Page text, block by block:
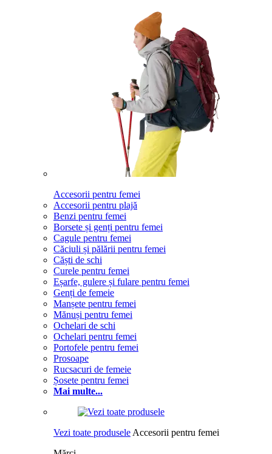
Accesorii pentru femei
Accesorii pentru plajă
Benzi pentru femei
Borsete și genți pentru femei
Cagule pentru femei
Căciuli și pălării pentru femei
Căști de schi
Curele pentru femei
Eșarfe, gulere și fulare pentru femei
Genți de femeie
Manșete pentru femei
Mănuși pentru femei
Ochelari de schi
Ochelari pentru femei
Portofele pentru femei
Prosoape
Rucsacuri de femeie
Șosete pentru femei
Mai multe...
Vezi toate produsele Accesorii pentru femei